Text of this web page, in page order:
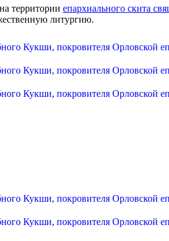
территории епархиального скита
литургию.